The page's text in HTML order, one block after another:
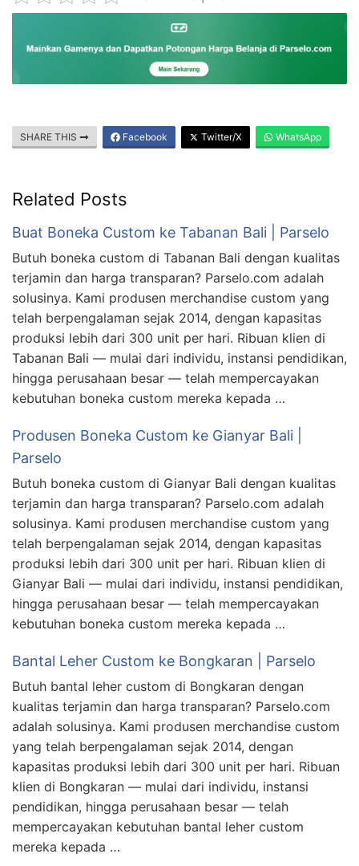
SHARE THIS Facebook Twitter/X WhatsApp
Related Posts
Buat Boneka Custom ke Tabanan Bali | Parselo
Butuh boneka custom di Tabanan Bali dengan kualitas
terjamin dan harga transparan? Parselo.com adalah
solusinya. Kami produsen merchandise custom yang
telah berpengalaman sejak 2014, dengan kapasitas
produksi lebih dari 300 unit per hari. Ribuan klien di
Tabanan Bali — mulai dari individu, instansi pendidikan,
hingga perusahaan besar — telah mempercayakan
kebutuhan boneka custom mereka kepada …
Produsen Boneka Custom ke Gianyar Bali |
Parselo
Butuh boneka custom di Gianyar Bali dengan kualitas
terjamin dan harga transparan? Parselo.com adalah
solusinya. Kami produsen merchandise custom yang
telah berpengalaman sejak 2014, dengan kapasitas
produksi lebih dari 300 unit per hari. Ribuan klien di
Gianyar Bali — mulai dari individu, instansi pendidikan,
hingga perusahaan besar — telah mempercayakan
kebutuhan boneka custom mereka kepada …
Bantal Leher Custom ke Bongkaran | Parselo
Butuh bantal leher custom di Bongkaran dengan
kualitas terjamin dan harga transparan? Parselo.com
adalah solusinya. Kami produsen merchandise custom
yang telah berpengalaman sejak 2014, dengan
kapasitas produksi lebih dari 300 unit per hari. Ribuan
klien di Bongkaran — mulai dari individu, instansi
pendidikan, hingga perusahaan besar — telah
mempercayakan kebutuhan bantal leher custom
mereka kepada …